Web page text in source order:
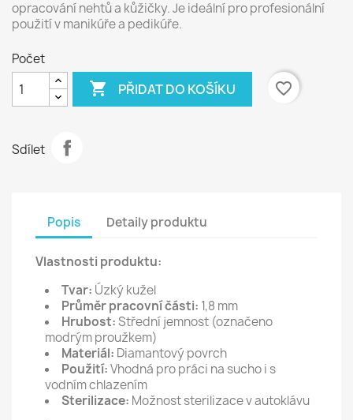
opracování nehtů a kůžičky. Je ideální pro profesionální
použití v manikúře a pedikúře.
Počet
 PŘIDAT DO KOŠÍKU favorite_border
Sdílet
Popis Detaily produktu
Vlastnosti produktu:
Tvar: Úzký kužel
Průměr pracovní části: 1,8 mm
Hrubost:Střední jemnost (označeno
modrým proužkem)
Materiál: Diamantový povrch
Použití:Vhodná pro práci na sucho i s
vodním chlazením
Sterilizace: Možnost sterilizace v autoklávu